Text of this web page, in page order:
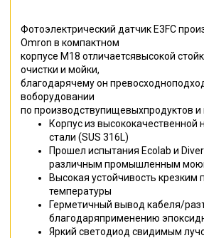
Фотоэлектрический датчик E3FC
Omron в компактном
корпусе M18 отличаетсявысокой
очистки и мойки,
благодарячему он
воборудовании
по производствупищевыхпродуктов и
Корпус из
стали (SUS 316L)
Прошел испытания Ecolab и
различным промышленным
Высокая устойчивость крезким
температуры
Герметичный вывод кабеля/
благодаряприменению
Яркий светодиод свидимым